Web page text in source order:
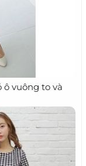
ô vuông to và